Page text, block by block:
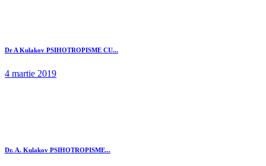
Dr A Kulakov PSIHOTROPISME CU...
4 martie 2019
Dr. A. Kulakov PSIHOTROPISME...